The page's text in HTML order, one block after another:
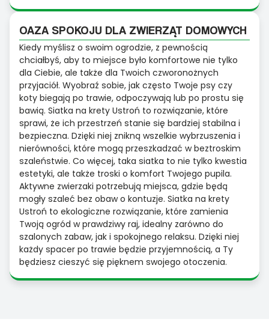
OAZA SPOKOJU DLA ZWIERZĄT DOMOWYCH
Kiedy myślisz o swoim ogrodzie, z pewnością
chciałbyś, aby to miejsce było komfortowe nie tylko
dla Ciebie, ale także dla Twoich czworonożnych
przyjaciół. Wyobraź sobie, jak często Twoje psy czy
koty biegają po trawie, odpoczywają lub po prostu się
bawią. Siatka na krety Ustroń to rozwiązanie, które
sprawi, że ich przestrzeń stanie się bardziej stabilna i
bezpieczna. Dzięki niej znikną wszelkie wybrzuszenia i
nierówności, które mogą przeszkadzać w beztroskim
szaleństwie. Co więcej, taka siatka to nie tylko kwestia
estetyki, ale także troski o komfort Twojego pupila.
Aktywne zwierzaki potrzebują miejsca, gdzie będą
mogły szaleć bez obaw o kontuzje. Siatka na krety
Ustroń to ekologiczne rozwiązanie, które zamienia
Twoją ogród w prawdziwy raj, idealny zarówno do
szalonych zabaw, jak i spokojnego relaksu. Dzięki niej
każdy spacer po trawie będzie przyjemnością, a Ty
będziesz cieszyć się pięknem swojego otoczenia.